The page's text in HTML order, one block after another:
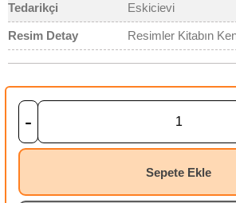
Tedarikçi Eskicievi
Resim Detay Resimler Kitabın
-
Sepete Ekle